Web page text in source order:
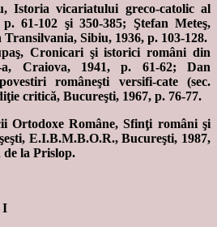
Istoria vicariatului greco-catolic al
61-102 şi 350-385; Ştefan Meteş,
Sibiu, 1936, p. 103-128.
Cronicari şi istorici români din
Craiova, 1941, p. 61-62; Dan
româneşti versifi-cate (sec.
critică, Bucureşti, 1967, p. 76-77.
Ortodoxe Române, Sfinţi români şi
E.I.B.M.B.O.R., Bucureşti, 1987,
de la Prislop.
I